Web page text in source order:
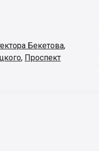
Бекетова,
, Проспект